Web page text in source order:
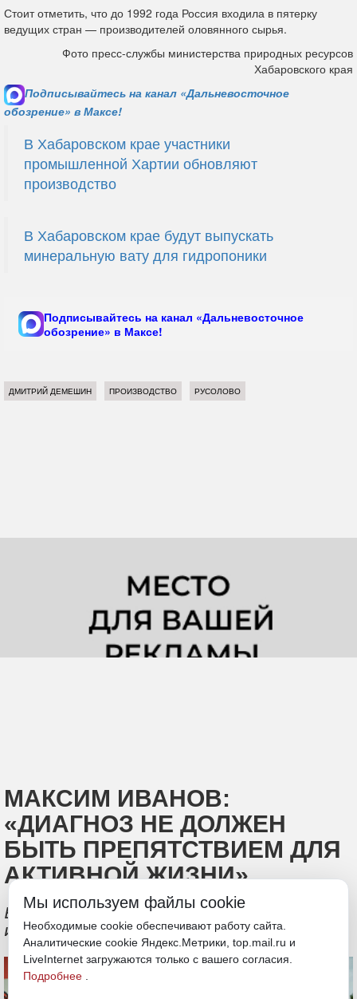
Стоит отметить, что до 1992 года Россия входила в пятерку
ведущих стран — производителей оловянного сырья.
Фото пресс-службы министерства природных ресурсов
Хабаровского края
Подписывайтесь на канал «Дальневосточное
обозрение» в Максе!
В Хабаровском крае участники
промышленной Хартии обновляют
производство
В Хабаровском крае будут выпускать
минеральную вату для гидропоники
Подписывайтесь на канал «Дальневосточное
обозрение» в Максе!
ДМИТРИЙ ДЕМЕШИН ПРОИЗВОДСТВО РУСОЛОВО
МАКСИМ ИВАНОВ:
«ДИАГНОЗ НЕ ДОЛЖЕН
БЫТЬ ПРЕПЯТСТВИЕМ ДЛЯ
АКТИВНОЙ ЖИЗНИ»
В Хабаровске прошел уникальный
инклюзивный забег
Мы используем файлы cookie
Необходимые cookie обеспечивают работу сайта.
Аналитические cookie Яндекс.Метрики, top.mail.ru и
LiveInternet загружаются только с вашего согласия.
Подробнее